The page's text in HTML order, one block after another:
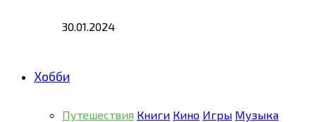
30.01.2024
Хобби
Путешествия Книги Кино Игры Музыка